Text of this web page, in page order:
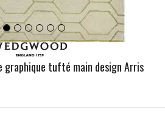
graphique tufté main design Arris